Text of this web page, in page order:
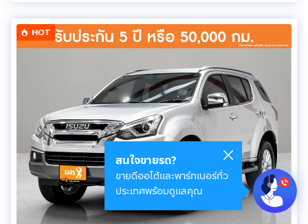
HOT
สนใจขายรถ?
ขายดีออโต้และพาร์ทเนอร์ทั่ว
ประเทศพร้อมดูแลคุณ